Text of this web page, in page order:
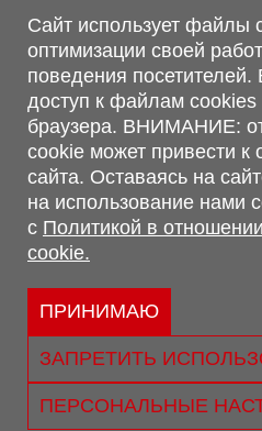
Магазин, склад
г. Минск, Минский р-н, п.
223062
г. Брест, ул. Лейтенанта
Обращаем Ваше внимание, что
информация, касающаяся
характеристик, цветовых
сервисного обслуживания
не является публичной
Гражданского кодекса
Политика обработки
Политикой в отношении
Свидетельство о регистрации
г. Администрацией
Сайт использует файлы
оптимизации своей
поведения
доступ к файлам cookies
браузера. ВНИМАНИЕ:
cookie может привести к
сайта. Оставаясь на
на использование нами
с Политикой в
cookie.
ПРИНИМАЮ
ЗАПРЕТИТЬ
ПЕРСОНАЛЬНЫЕ